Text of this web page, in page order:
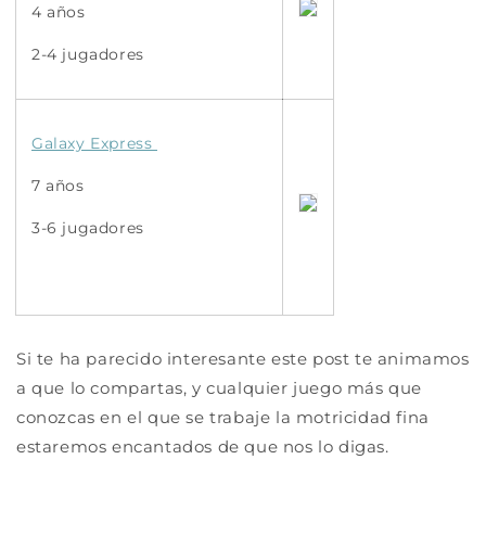
4 años
2-4 jugadores
Galaxy Express
7 años
3-6 jugadores
Si te ha parecido interesante este post te animamos
a que lo compartas, y cualquier juego más que
conozcas en el que se trabaje la motricidad fina
estaremos encantados de que nos lo digas.